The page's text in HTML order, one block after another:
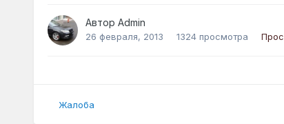
Автор Admin
26 февраля, 2013 1324 просмотра
Жалоба